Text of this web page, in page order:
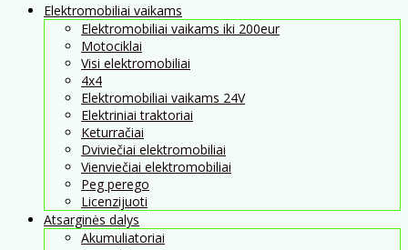
Elektromobiliai vaikams
Elektromobiliai vaikams iki 200eur
Motociklai
Visi elektromobiliai
4x4
Elektromobiliai vaikams 24V
Elektriniai traktoriai
Keturračiai
Dviviečiai elektromobiliai
Vienviečiai elektromobiliai
Peg perego
Licenzijuoti
Atsarginės dalys
Akumuliatoriai